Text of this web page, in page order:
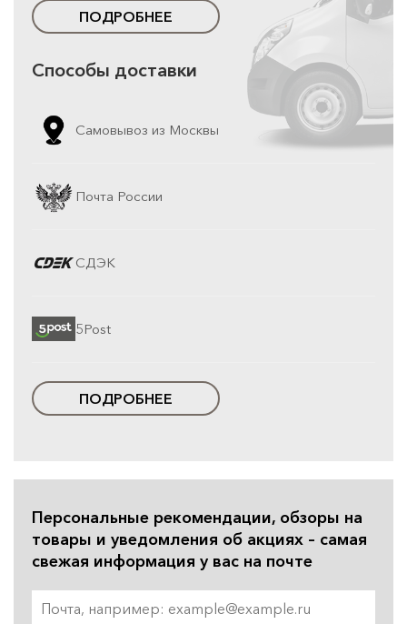
ПОДРОБНЕЕ
Способы доставки
Самовывоз из Москвы
Почта России
СДЭК
5Post
ПОДРОБНЕЕ
Персональные рекомендации, обзоры на
товары и уведомления об акциях – самая
свежая информация у вас на почте